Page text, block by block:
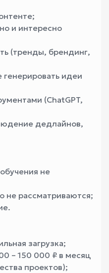
и интересно
(тренды, брендинг,
генерировать идеи
(ChatGPT,
дедлайнов,
не
не рассматриваются;
загрузка;
– 150 000 ₽ в месяц
проектов);